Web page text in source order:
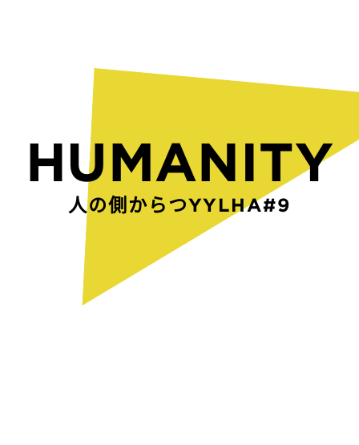
HUMANITY
人の側からつくられた空間Y